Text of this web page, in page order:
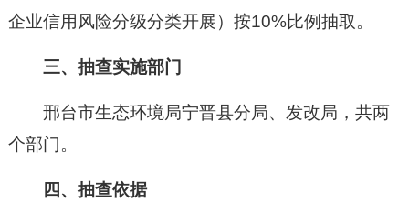
企业信用风险分级分类开展）按10%比例抽取。
三、抽查实施部门
邢台市生态环境局宁晋县分局、 发改局 ，共两
个部门。
四、抽查依据